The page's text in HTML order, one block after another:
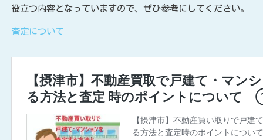
役立つ内容となっていますので、ぜひ参考にしてください。
査定について